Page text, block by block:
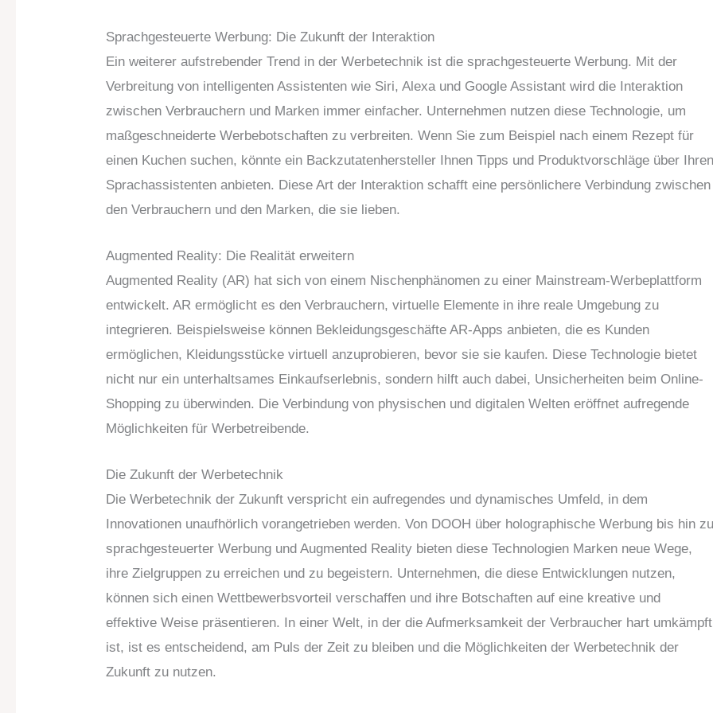
Sprachgesteuerte Werbung: Die Zukunft der Interaktion
Ein weiterer aufstrebender Trend in der Werbetechnik ist die sprachgesteuerte Werbung. Mit der
Verbreitung von intelligenten Assistenten wie Siri, Alexa und Google Assistant wird die Interaktion
zwischen Verbrauchern und Marken immer einfacher. Unternehmen nutzen diese Technologie, um
maßgeschneiderte Werbebotschaften zu verbreiten. Wenn Sie zum Beispiel nach einem Rezept für
einen Kuchen suchen, könnte ein Backzutatenhersteller Ihnen Tipps und Produktvorschläge über
Sprachassistenten anbieten. Diese Art der Interaktion schafft eine persönlichere Verbindung zwischen
den Verbrauchern und den Marken, die sie lieben.
Augmented Reality: Die Realität erweitern
Augmented Reality (AR) hat sich von einem Nischenphänomen zu einer Mainstream-Werbeplattform
entwickelt. AR ermöglicht es den Verbrauchern, virtuelle Elemente in ihre reale Umgebung zu
integrieren. Beispielsweise können Bekleidungsgeschäfte AR-Apps anbieten, die es Kunden
ermöglichen, Kleidungsstücke virtuell anzuprobieren, bevor sie sie kaufen. Diese Technologie bietet
nicht nur ein unterhaltsames Einkaufserlebnis, sondern hilft auch dabei, Unsicherheiten beim Online-
Shopping zu überwinden. Die Verbindung von physischen und digitalen Welten eröffnet aufregende
Möglichkeiten für Werbetreibende.
Die Zukunft der Werbetechnik
Die Werbetechnik der Zukunft verspricht ein aufregendes und dynamisches Umfeld, in dem
Innovationen unaufhörlich vorangetrieben werden. Von DOOH über holographische Werbung bis hin
sprachgesteuerter Werbung und Augmented Reality bieten diese Technologien Marken neue Wege,
ihre Zielgruppen zu erreichen und zu begeistern. Unternehmen, die diese Entwicklungen nutzen,
können sich einen Wettbewerbsvorteil verschaffen und ihre Botschaften auf eine kreative und
effektive Weise präsentieren. In einer Welt, in der die Aufmerksamkeit der Verbraucher hart umkämpft
ist, ist es entscheidend, am Puls der Zeit zu bleiben und die Möglichkeiten der Werbetechnik der
Zukunft zu nutzen.